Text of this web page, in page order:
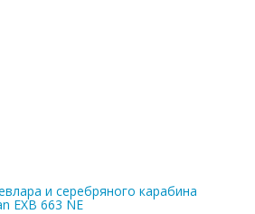
и серебряного карабина
EXB 663 NE